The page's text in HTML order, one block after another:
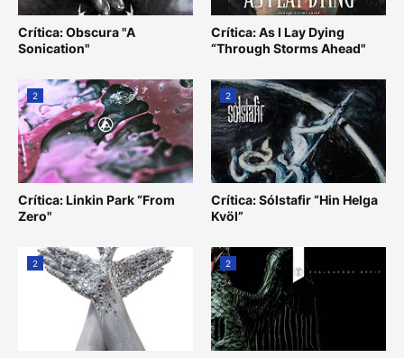
Crítica: Obscura "A
Sonication"
Crítica: As I Lay Dying
“Through Storms Ahead"
2
Crítica: Linkin Park “From
Zero"
2
Crítica: Sólstafir “Hin Helga
Kvöl”
2 2